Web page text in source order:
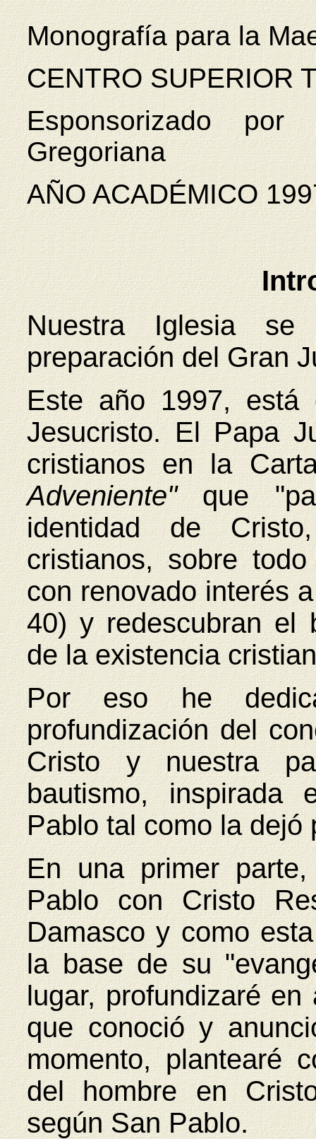
Monografía para la
CENTRO SUPERIOR
Esponsorizado por
Gregoriana
AÑO ACADÉMICO
Nuestra Iglesia
preparación del Gran
Este año 1997,
Jesucristo. El Papa
cristianos en la
Adveniente"que
identidad de
cristianos, sobre
con renovado interés
40) y redescubran el
de la existencia
Por eso he
profundización del
Cristo y nuestra
bautismo,
Pablo tal como la dejó
En una primer
Pablo con Cristo
Damasco y como
la base de su
lugar, profundizaré
que conoció y
momento, plantearé
del hombre en
según San Pablo.